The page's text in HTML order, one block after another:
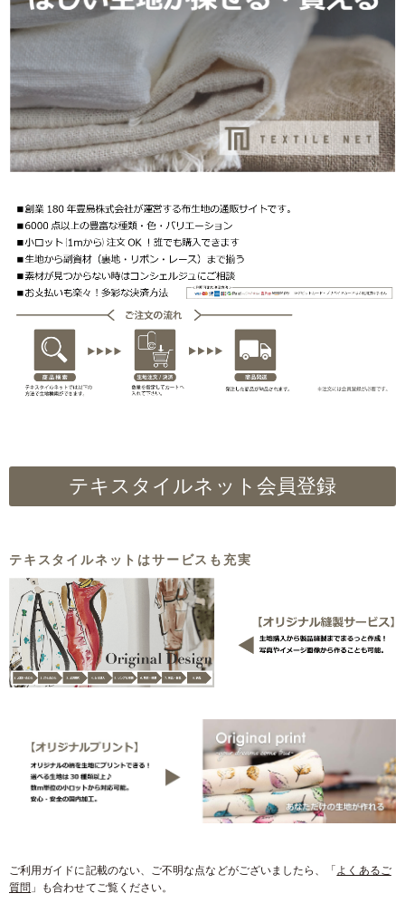
テキスタイルネット会員登録
テキスタイルネットはサービスも充実
ご利用ガイドに記載のない、ご不明な点などがございましたら、「 よくあるご
質問 」も合わせてご覧ください。